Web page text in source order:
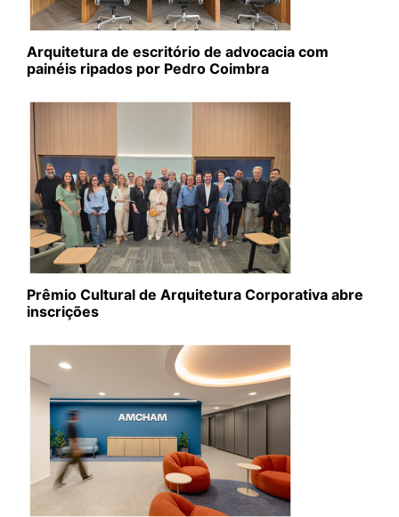
Arquitetura de escritório de advocacia com
painéis ripados por Pedro Coimbra
Prêmio Cultural de Arquitetura Corporativa abre
inscrições